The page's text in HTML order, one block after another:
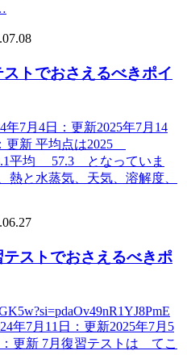
トでおさえるべきポイ
年7月4日：更新2025年7月14
更新 平均点は2025
平均 57.3 となっていま
熱と水蒸気、天気、溶解度、
ストでおさえるべきポ
年7月11日：更新2025年7月5
：更新 7月復習テストは てこ